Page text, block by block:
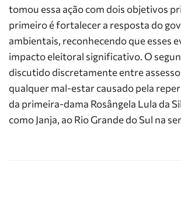
tomou essa ação com dois objetivos
primeiro é fortalecer a resposta do
ambientais, reconhecendo que esses
impacto eleitoral significativo. O
discutido discretamente entre
qualquer mal-estar causado pela
da primeira-dama Rosângela Lula da
como Janja, ao Rio Grande do Sul na